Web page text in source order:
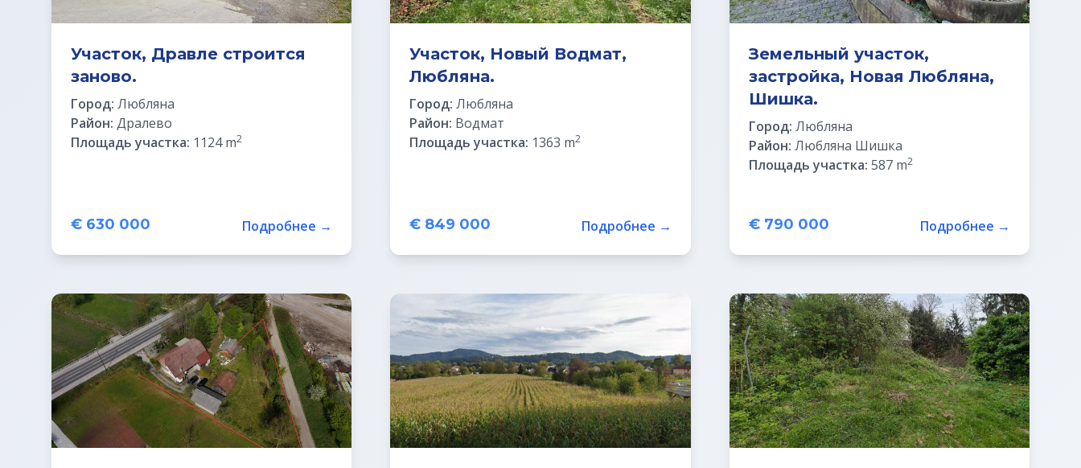
Участок, Дравле строится
заново.
Город: Любляна
Район: Дралево
Площадь участка: 1124 m2
€ 630 000 Подробнее →
Участок, Новый Водмат,
Любляна.
Город: Любляна
Район: Водмат
Площадь участка: 1363 m2
€ 849 000 Подробнее →
Земельный участок,
застройка, Новая Любляна,
Шишка.
Город: Любляна
Район: Любляна Шишка
Площадь участка: 587 m2
€ 790 000 Подробнее →